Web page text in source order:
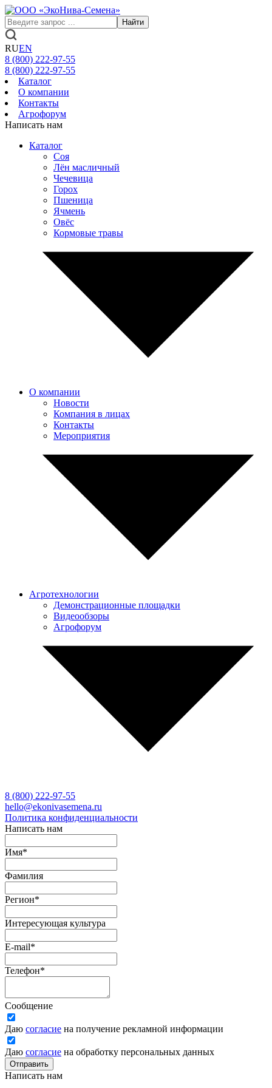
Найти
RUEN
8 (800) 222-97-55
8 (800) 222-97-55
Каталог
О компании
Контакты
Агрофорум
Написать нам
Каталог
Соя
Лён масличный
Чечевица
Горох
Пшеница
Ячмень
Овёс
Кормовые травы
О компании
Новости
Компания в лицах
Контакты
Мероприятия
Агротехнологии
Демонстрационные площадки
Видеообзоры
Агрофорум
8 (800) 222-97-55
hello@ekonivasemena.ru
Политика конфиденциальности
Написать нам
Имя*
Фамилия
Регион*
Интересующая культура
E-mail*
Телефон*
Сообщение
Даю согласие на получение рекламной информации
Даю согласие на обработку персональных данных
Отправить
Написать нам